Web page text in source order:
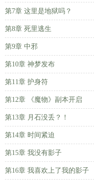
第7章 这里是地狱吗？
第8章 死里逃生
第9章 中邪
第10章 神梦发布
第11章 护身符
第12章 《魔物》副本开启
第13章 月石没丢？！
第14章 时间紧迫
第15章 我没有影子
第16章 我喜欢上了我的影子